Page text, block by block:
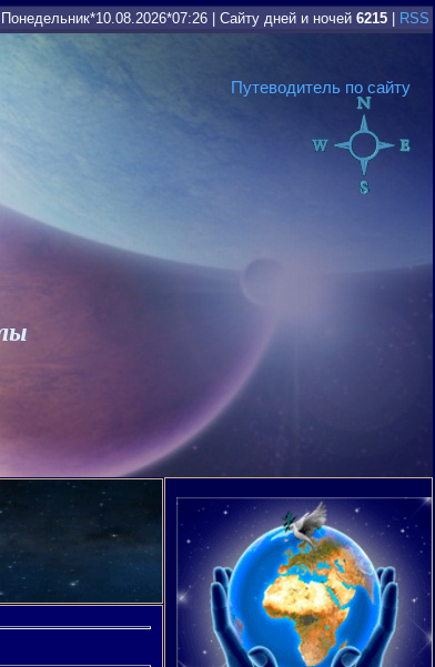
Понедельник*10.08.2026*07:26 Сайту дней и ночей 6215 RSS
Путеводитель по сайту